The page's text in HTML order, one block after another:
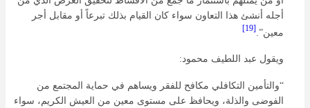
أجله أنشئ هذا التعاون سواء كان القيام بذلك تبرعاً أو مقابل أجر
معين”.
ويقول عبد اللطيف محمود:
“والتأمين التكافلي مكافح للفقر ويساهم في حماية المجتمع من
الفوضى والذلة، ويحافظ على مستوى معين من العيش الكريم، سواء